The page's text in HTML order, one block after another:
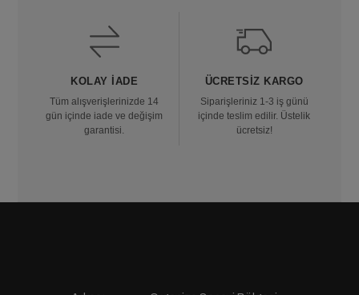
KOLAY İADE
Tüm alışverişlerinizde 14
gün içinde iade ve değişim
garantisi.
ÜCRETSIZ KARGO
Siparişleriniz 1-3 iş günü
içinde teslim edilir. Üstelik
ücretsiz!